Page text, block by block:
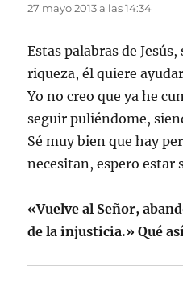
27 mayo 2013 a las 14:34
Estas palabras de
riqueza, él quiere
Yo no creo que ya he
seguir puliéndome,
Sé muy bien que hay
necesitan, espero estar
«Vuelve al Señor,
de la injusticia.» Qué